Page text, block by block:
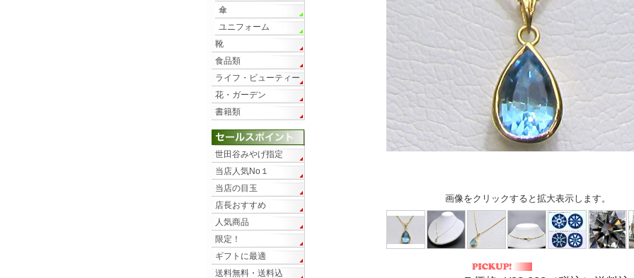
画像をクリックすると拡大表示します。
傘
ユニフォーム
靴
食品類
ライフ・ビューティー
花・ガーデン
書籍類
世田谷みやげ指定
当店人気No１
当店の目玉
店長おすすめ
人気商品
限定！
ギフトに最適
送料無料・送料込